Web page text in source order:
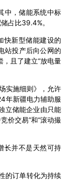
中，储能系统中标
占比39.4%。
快新型储能建设的
站投产后向公网的
且了建立“放电量
实施细则》，允许
年新疆电力辅助服
立储能企业由只能
价交易”和“滚动撮
长并不是天然可持
的订单转化为持续